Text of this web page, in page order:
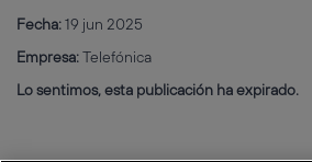
Fecha:19 jun 2025
Empresa:Telefónica
Lo sentimos, esta publicación ha expirado.